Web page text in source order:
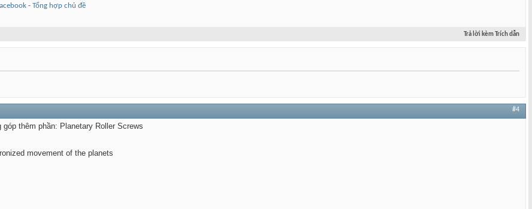
- Tổng hợp chủ đề
Trả lời kèm Trích dẫn
#4
thêm phần: Planetary Roller Screws
movement of the planets